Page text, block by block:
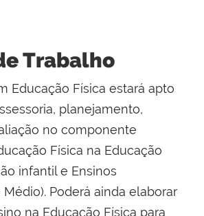
Trabalho
Educação Física estará apto
planejamento,
no componente
Física na Educação
infantil e Ensinos
Poderá ainda elaborar
na Educação Física para